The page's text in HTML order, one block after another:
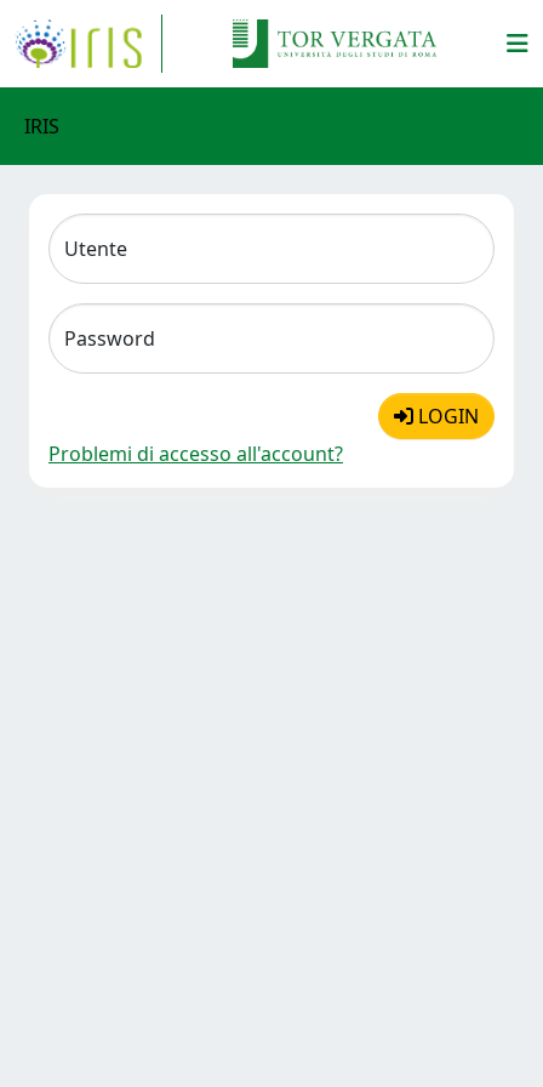
IRIS
Utente
Password
LOGIN
Problemi di accesso all'account?